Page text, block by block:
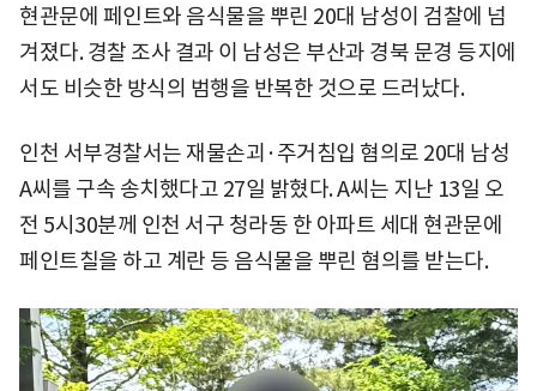
현관문에 페인트와 음식물을 뿌린 20대 남성이 검찰에 넘
겨졌다. 경찰 조사 결과 이 남성은 부산과 경북 문경 등지에
서도 비슷한 방식의 범행을 반복한 것으로 드러났다.
인천 서부경찰서는 재물손괴·주거침입 혐의로 20대 남성
A씨를 구속 송치했다고 27일 밝혔다. A씨는 지난 13일 오
전 5시30분께 인천 서구 청라동 한 아파트 세대 현관문에
페인트칠을 하고 계란 등 음식물을 뿌린 혐의를 받는다.